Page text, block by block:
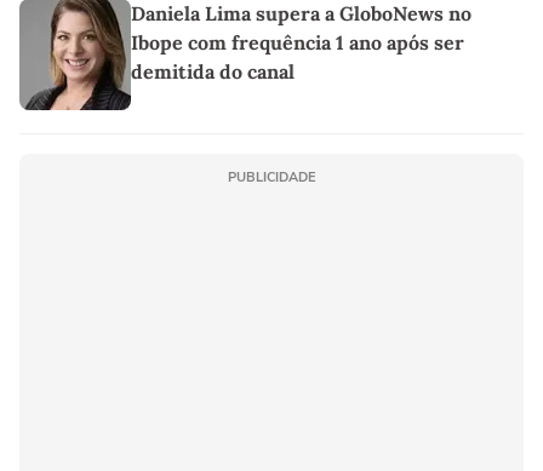
Daniela Lima supera a GloboNews no
Ibope com frequência 1 ano após ser
demitida do canal
PUBLICIDADE